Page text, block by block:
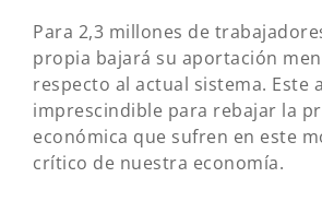
Para 2,3 millones de
propia bajará su aportación
respecto al actual sistema. Este
imprescindible para rebajar la
económica que sufren en este
crítico de nuestra economía.